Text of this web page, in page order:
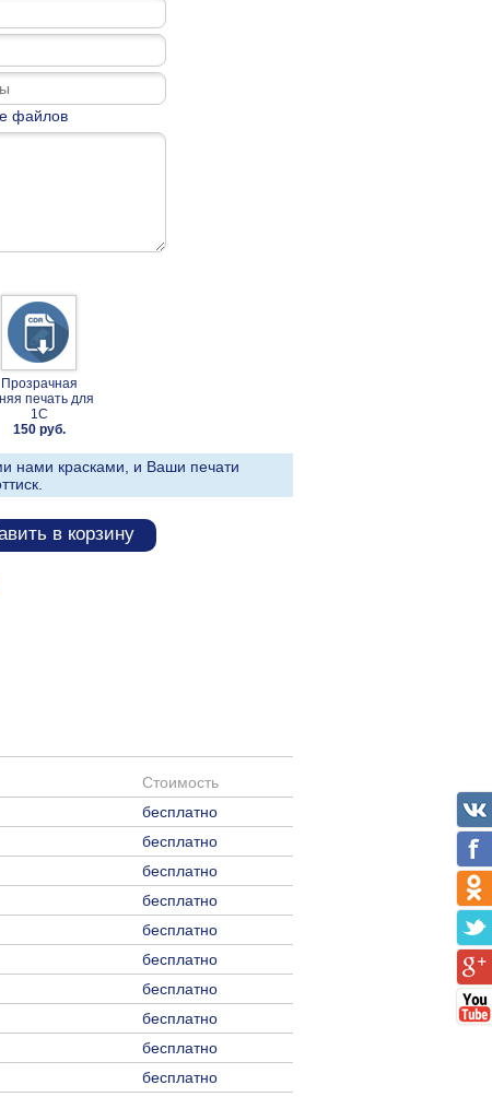
файлов
Прозрачная
печать для
1С
150 руб.
нами красками, и Ваши печати
в корзину
Стоимость
бесплатно
бесплатно
бесплатно
бесплатно
бесплатно
бесплатно
бесплатно
бесплатно
бесплатно
бесплатно